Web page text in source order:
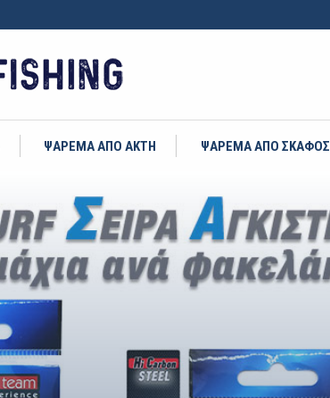
ΨΑΡΕΜΑ ΑΠΟ ΑΚΤΗ ΨΑΡΕΜΑ ΑΠΟ ΣΚΑΦΟΣ